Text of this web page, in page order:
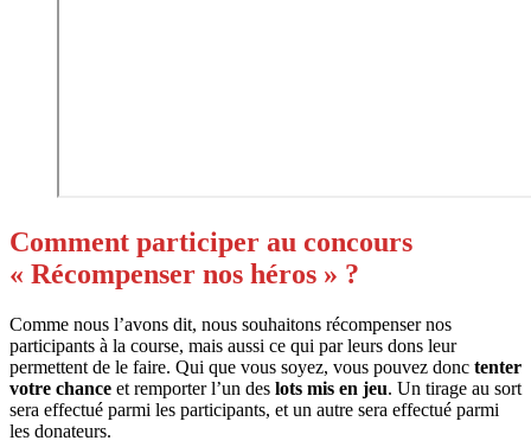
Comment participer au concours
« Récompenser nos héros » ?
Comme nous l’avons dit, nous souhaitons récompenser nos
participants à la course, mais aussi ce qui par leurs dons leur
permettent de le faire. Qui que vous soyez, vous pouvez donc tenter
votre chance et remporter l’un des lots mis en jeu. Un tirage au sort
sera effectué parmi les participants, et un autre sera effectué parmi
les donateurs.